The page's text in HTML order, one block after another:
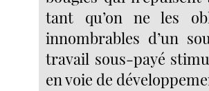
tant qu’on ne les
innombrables d’un
travail sous-payé
en voie de